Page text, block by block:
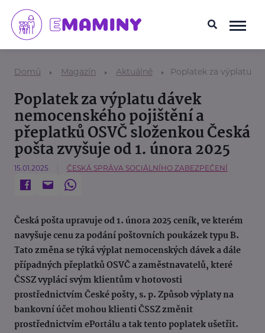
Domů Magazín Aktuálně Poplatek za výplatu
Poplatek za výplatu dávek
nemocenského pojištění a
přeplatků OSVČ složenkou Česká
pošta zvyšuje od 1. února 2025
15.01.2025 ČESKÁ SPRÁVA SOCIÁLNÍHO ZABEZPEČENÍ
Česká pošta upravuje od 1. února 2025 ceník, ve kterém
navyšuje cenu za podání poštovních poukázek typu B.
Tato změna se týká výplat nemocenských dávek a dále
případných přeplatků OSVČ a zaměstnavatelů, které
ČSSZ vyplácí svým klientům v hotovosti
prostřednictvím České pošty, s. p. Způsob výplaty na
bankovní účet mohou klienti ČSSZ změnit
prostřednictvím ePortálu a tak tento poplatek ušetřit.